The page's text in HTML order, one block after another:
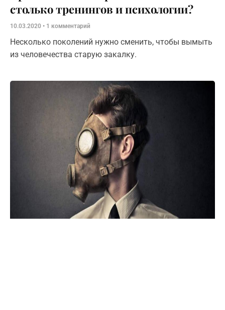
столько тренингов и психологии?
10.03.2020 1 комментарий
Несколько поколений нужно сменить, чтобы вымыть
из человечества старую закалку.